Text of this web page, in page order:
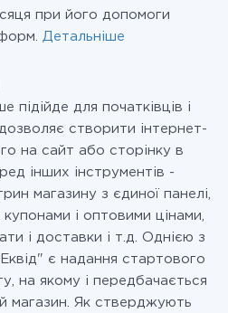
при його допомоги
Детальніше
підійде для початківців і
створити інтернет-
на сайт або сторінку в
інших інструментів -
магазину з єдиної панелі,
і оптовими цінами,
і доставки і т.д. Однією з
є надання стартового
на якому і передбачається
магазин. Як стверджують